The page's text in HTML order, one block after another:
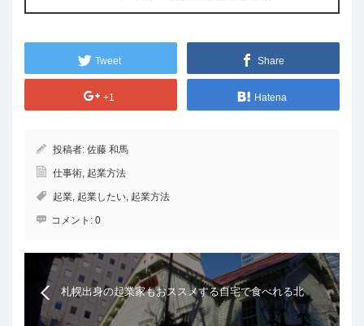
Tweet Share
+1 Hatena
投稿者: 佐藤 和馬
仕事術, 起業方法
起業, 起業したい, 起業方法
コメント: 0
札幌出身の起業家もおススメする自宅で食べれる北
海道グルメの紹介